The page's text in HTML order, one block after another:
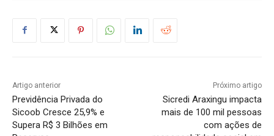
Artigo anterior
Previdência Privada do
Sicoob Cresce 25,9% e
Supera R$ 3 Bilhões em
Próximo artigo
Sicredi Araxingu impacta
mais de 100 mil pessoas
com ações de